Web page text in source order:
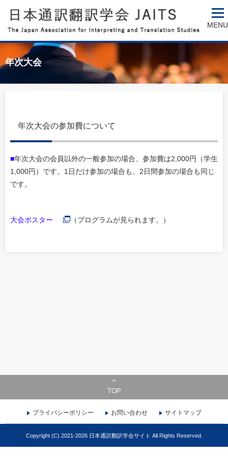
MENU
年次大会
年次大会の参加費について
■年次大会の会員以外の一般参加の場合、参加費は2,000円（学生
1,000円）です。1日だけ参加の場合も、2日間参加の場合も同じ
です。
大会ポスター （プログラムが見られます。）
TOP
プライバシーポリシー お問い合わせ サイトマップ
Copyright (C) 2021-2026 日本通訳翻訳学会サイト All Rights Reserved.